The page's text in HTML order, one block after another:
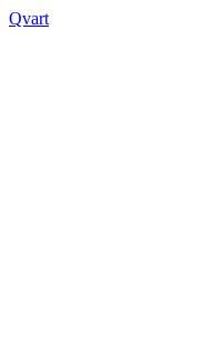
Qvart